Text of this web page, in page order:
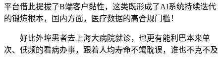
平台借此提拔了B端客户黏性，这类既形成了AI系统持续迭代
的锻炼根本，国内方面，医疗数据的高合规门槛！
好比外埠患者去上海大病院就诊，也更有能利巴本来单
次、低频的看病办事，跟着人均寿命不竭耽误，谁也不克不及